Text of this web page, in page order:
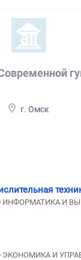
г. Омск
ИНФОРМАТИКА И
ЭКОНОМИКА И